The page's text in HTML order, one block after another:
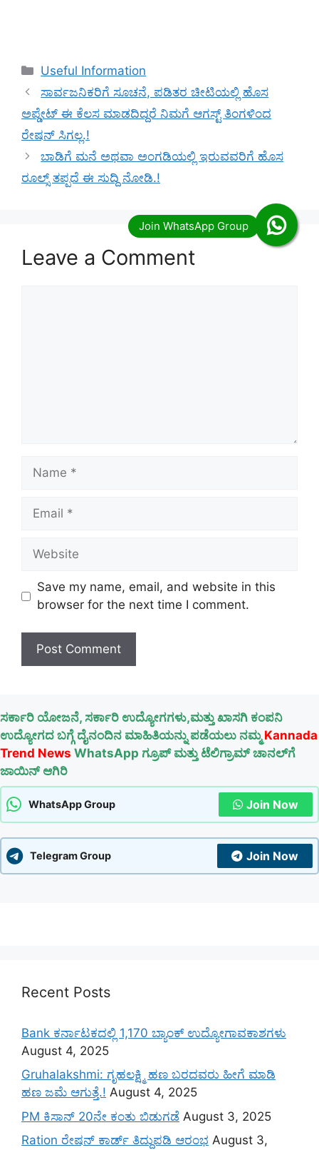
Categories
Useful Information
ಸಾರ್ವಜನಿಕರಿಗೆ ಸೂಚನೆ, ಪಡಿತರ ಚೀಟಿಯಲ್ಲಿ ಹೊಸ
ಅಪ್ಡೇಟ್ ಈ ಕೆಲಸ ಮಾಡದಿದ್ದರೆ ನಿಮಗೆ ಆಗಸ್ಟ್ ತಿಂಗಳಿಂದ
ರೇಷನ್ ಸಿಗಲ್ಲ.!
ಬಾಡಿಗೆ ಮನೆ ಅಥವಾ ಅಂಗಡಿಯಲ್ಲಿ ಇರುವವರಿಗೆ ಹೊಸ
ರೂಲ್ಸ್ ತಪ್ಪದೆ ಈ ಸುದ್ದಿ ನೋಡಿ.!
Leave a Comment
Name
Email
Website
Save my name, email, and website in this
browser for the next time I comment.
ಸರ್ಕಾರಿ ಯೋಜನೆ, ಸರ್ಕಾರಿ ಉದ್ಯೋಗಗಳು,ಮತ್ತು ಖಾಸಗಿ ಕಂಪನಿ
ಉದ್ಯೋಗದ ಬಗ್ಗೆ ದೈನಂದಿನ ಮಾಹಿತಿಯನ್ನು ಪಡೆಯಲು ನಮ್ಮ Kannada
Trend News WhatsApp ಗ್ರೂಪ್ ಮತ್ತು ಟೆಲಿಗ್ರಾಮ್ ಚಾನಲ್‌ಗೆ
ಜಾಯಿನ್ ಆಗಿರಿ
WhatsApp Group Join Now
Telegram Group Join Now
Recent Posts
Bank ಕರ್ನಾಟಕದಲ್ಲಿ 1,170 ಬ್ಯಾಂಕ್ ಉದ್ಯೋಗಾವಕಾಶಗಳು
August 4, 2025
Gruhalakshmi: ಗೃಹಲಕ್ಷ್ಮಿ ಹಣ ಬರದವರು ಹೀಗೆ ಮಾಡಿ
ಹಣ ಜಮೆ‌ ಆಗುತ್ತೆ.! August 4, 2025
PM ಕಿಸಾನ್ 20ನೇ ಕಂತು ಬಿಡುಗಡೆ August 3, 2025
Ration ರೇಷನ್ ಕಾರ್ಡ್ ತಿದ್ದುಪಡಿ ಆರಂಭ August 3,